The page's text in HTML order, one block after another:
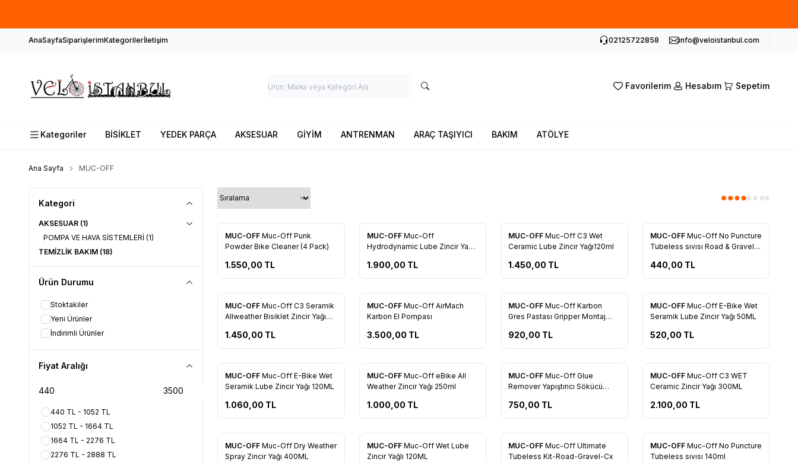
AnaSayfaSiparişlerimKategorilerİletişim 02125722858 info@veloistanbul.com
Favorilerim Hesabım Sepetim
Kategoriler BİSİKLET YEDEK PARÇA AKSESUAR GİYİM ANTRENMAN ARAÇ TAŞIYICI BAKIM ATÖLYE
Ana Sayfa MUC-OFF
Kategori
AKSESUAR (1)
POMPA VE HAVA SİSTEMLERİ (1)
TEMİZLİK BAKIM (18)
Ürün Durumu
Stoktakiler
Yeni Ürünler
İndirimli Ürünler
Fiyat Aralığı
440 TL - 1052 TL
1052 TL - 1664 TL
1664 TL - 2276 TL
2276 TL - 2888 TL
Favorilere Ekle
MUC-OFF Muc-Off Punk
Powder Bike Cleaner (4 Pack)
1.550,00 TL
Favorilere Ekle
MUC-OFF Muc-Off
Hydrodynamic Lube Zincir Yağı
1.900,00 TL
Favorilere Ekle
MUC-OFF Muc-Off C3 Wet
Ceramic Lube Zincir Yağı120ml
1.450,00 TL
Favorilere Ekle
MUC-OFF Muc-Off No Puncture
Tubeless sıvısı Road & Gravel
440,00 TL
Favorilere Ekle
MUC-OFF Muc-Off C3 Seramik
Allweather Bisiklet Zincir Yağı
1.450,00 TL
Favorilere Ekle
MUC-OFF Muc-Off AirMach
Karbon El Pompası
3.500,00 TL
Favorilere Ekle
MUC-OFF Muc-Off Karbon
Gres Pastası Gripper Montaj
920,00 TL
Favorilere Ekle
MUC-OFF Muc-Off E-Bike Wet
Seramik Lube Zincir Yağı 50ML
520,00 TL
Favorilere Ekle
MUC-OFF Muc-Off E-Bike Wet
Seramik Lube Zincir Yağı 120ML
1.060,00 TL
Favorilere Ekle
MUC-OFF Muc-Off eBike All
Weather Zincir Yağı 250ml
1.000,00 TL
Favorilere Ekle
MUC-OFF Muc-Off Glue
Remover Yapıştırıcı Sökücü
750,00 TL
Favorilere Ekle
MUC-OFF Muc-Off C3 WET
Ceramic Zincir Yağı 300ML
2.100,00 TL
Favorilere Ekle
MUC-OFF Muc-Off Dry Weather
Spray Zincir Yağı 400ML
Favorilere Ekle
MUC-OFF Muc-Off Wet Lube
Zincir Yağlı 120ML
Favorilere Ekle
MUC-OFF Muc-Off Ultimate
Tubeless Kit-Road-Gravel-Cx
Favorilere Ekle
MUC-OFF Muc-Off No Puncture
Tubeless sıvısı 140ml